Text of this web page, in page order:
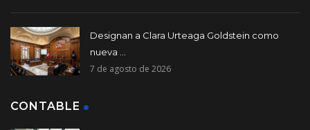
Designan a Clara Urteaga Goldstein como
nueva ...
7 de agosto de 2026
CONTABLE